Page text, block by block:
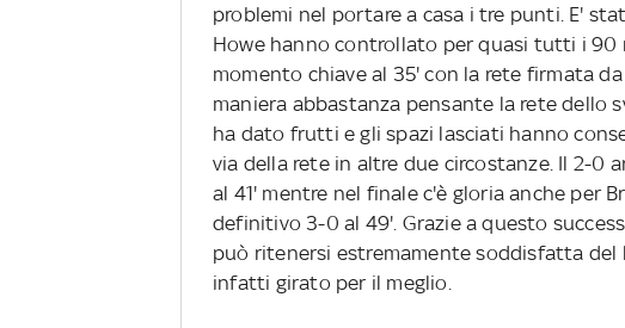
problemi nel portare a casa i tre punti. E'
Howe hanno controllato per quasi tutti i 90
momento chiave al 35' con la rete firmata
maniera abbastanza pensante la rete dello
ha dato frutti e gli spazi lasciati hanno
via della rete in altre due circostanze. Il 2-0
al 41' mentre nel finale c'è gloria anche per
definitivo 3-0 al 49'. Grazie a questo
può ritenersi estremamente soddisfatta
infatti girato per il meglio.